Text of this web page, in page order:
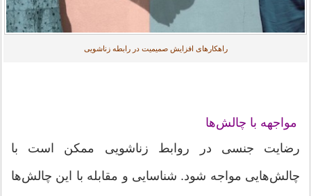
راهکارهای افزایش صمیمیت در رابطه زناشویی
مواجهه با چالش‌ها
رضایت جنسی در روابط زناشویی ممکن است با
چالش‌هایی مواجه شود. شناسایی و مقابله با این چالش‌ها